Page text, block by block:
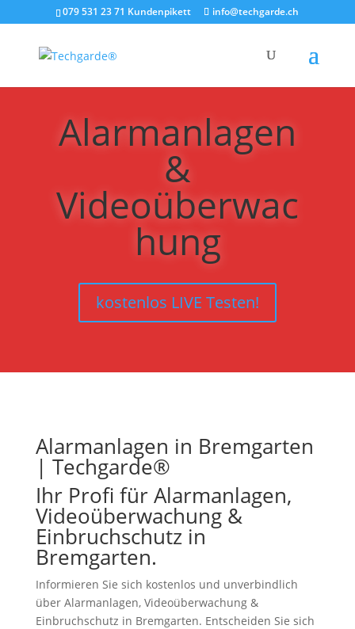
079 531 23 71 Kundenpikett info@techgarde.ch
Alarmanlagen
&
Videoüberwac
hung
kostenlos LIVE Testen!
Alarmanlagen in Bremgarten
| Techgarde®
Ihr Profi für Alarmanlagen,
Videoüberwachung &
Einbruchschutz in
Bremgarten.
Informieren Sie sich kostenlos und unverbindlich
über Alarmanlagen, Videoüberwachung &
Einbruchschutz in Bremgarten. Entscheiden Sie sich